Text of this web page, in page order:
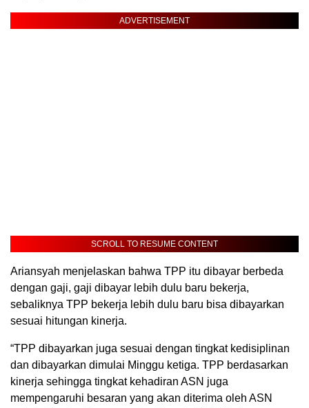
ADVERTISEMENT
SCROLL TO RESUME CONTENT
Ariansyah menjelaskan bahwa TPP itu dibayar berbeda
dengan gaji, gaji dibayar lebih dulu baru bekerja,
sebaliknya TPP bekerja lebih dulu baru bisa dibayarkan
sesuai hitungan kinerja.
“TPP dibayarkan juga sesuai dengan tingkat kedisiplinan
dan dibayarkan dimulai Minggu ketiga. TPP berdasarkan
kinerja sehingga tingkat kehadiran ASN juga
mempengaruhi besaran yang akan diterima oleh ASN